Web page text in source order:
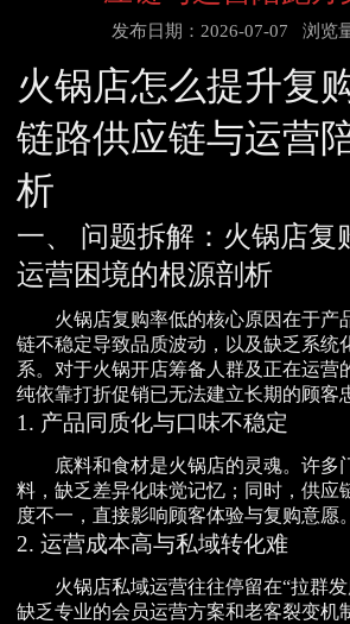
发布日期：2026-07-07 浏览
火锅店怎么提升复
链路供应链与运营
析
一、 问题拆解：火锅店复
运营困境的根源剖析
火锅店复购率低的核心原因在于产
链不稳定导致品质波动，以及缺乏系统
系。对于火锅开店筹备人群及正在运营
纯依靠打折促销已无法建立长期的顾客
1. 产品同质化与口味不稳定
底料和食材是火锅店的灵魂。许多
料，缺乏差异化味觉记忆；同时，供应
度不一，直接影响顾客体验与复购意愿。
2. 运营成本高与私域转化难
火锅店私域运营往往停留在“拉群发
缺乏专业的会员运营方案和老客裂变机